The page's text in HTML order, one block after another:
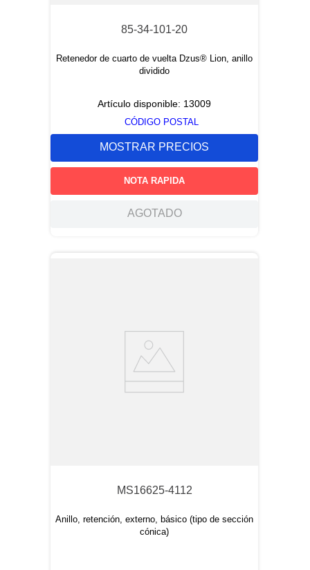
85-34-101-20
Retenedor de cuarto de vuelta Dzus® Lion, anillo
dividido
Artículo disponible: 13009
CÓDIGO POSTAL
MOSTRAR PRECIOS
NOTA RAPIDA
AGOTADO
MS16625-4112
Anillo, retención, externo, básico (tipo de sección
cónica)